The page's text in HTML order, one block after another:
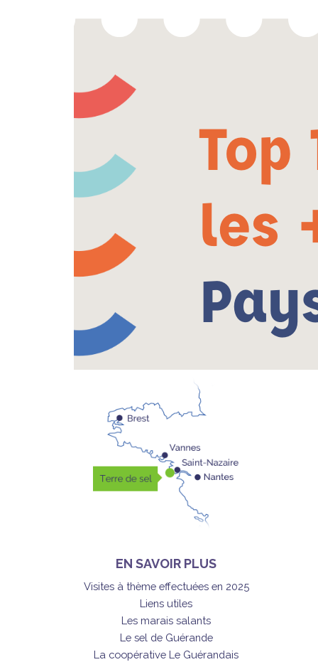
EN SAVOIR PLUS
Visites à thème effectuées en 2025
Liens utiles
Les marais salants
Le sel de Guérande
La coopérative Le Guérandais